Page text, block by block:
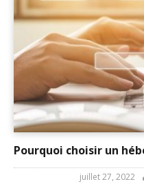
Pourquoi choisir un
juillet 27, 2022